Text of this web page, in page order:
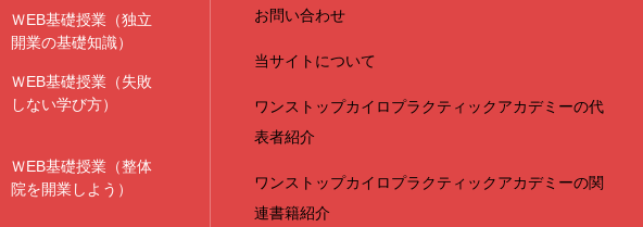
ＷEB基礎授業（独立
開業の基礎知識）
ＷEB基礎授業（失敗
しない学び方）
ＷEB基礎授業（整体
院を開業しよう）
お問い合わせ
当サイトについて
ワンストップカイロプラクティックアカデミーの代
表者紹介
ワンストップカイロプラクティックアカデミーの関
連書籍紹介